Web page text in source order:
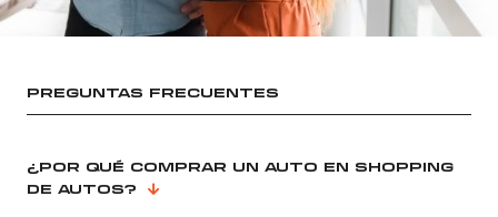
PREGUNTAS FRECUENTES
¿POR QUÉ COMPRAR UN AUTO EN SHOPPING
DE AUTOS?